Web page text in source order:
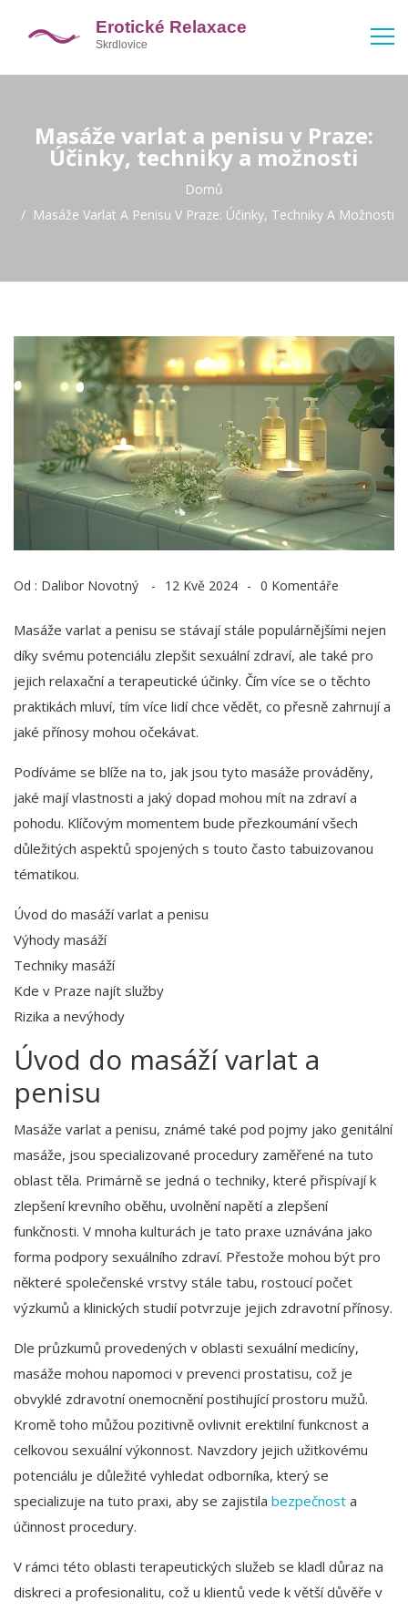
Masáže varlat a penisu v Praze:
Účinky, techniky a možnosti
Domů
Masáže Varlat A Penisu V Praze: Účinky, Techniky A Možnosti
Od : Dalibor Novotný 12 Kvě 2024 0 Komentáře
Masáže varlat a penisu se stávají stále populárnějšími nejen
díky svému potenciálu zlepšit sexuální zdraví, ale také pro
jejich relaxační a terapeutické účinky. Čím více se o těchto
praktikách mluví, tím více lidí chce vědět, co přesně zahrnují a
jaké přínosy mohou očekávat.
Podíváme se blíže na to, jak jsou tyto masáže prováděny,
jaké mají vlastnosti a jaký dopad mohou mít na zdraví a
pohodu. Klíčovým momentem bude přezkoumání všech
důležitých aspektů spojených s touto často tabuizovanou
tématikou.
Úvod do masáží varlat a penisu
Výhody masáží
Techniky masáží
Kde v Praze najít služby
Rizika a nevýhody
Úvod do masáží varlat a
penisu
Masáže varlat a penisu, známé také pod pojmy jako genitální
masáže, jsou specializované procedury zaměřené na tuto
oblast těla. Primárně se jedná o techniky, které přispívají k
zlepšení krevního oběhu, uvolnění napětí a zlepšení
funkčnosti. V mnoha kulturách je tato praxe uznávána jako
forma podpory sexuálního zdraví. Přestože mohou být pro
některé společenské vrstvy stále tabu, rostoucí počet
výzkumů a klinických studií potvrzuje jejich zdravotní přínosy.
Dle průzkumů provedených v oblasti sexuální medicíny,
masáže mohou napomoci v prevenci prostatisu, což je
obvyklé zdravotní onemocnění postihující prostoru mužů.
Kromě toho můžou pozitivně ovlivnit erektilní funkcnost a
celkovou sexuální výkonnost. Navzdory jejich užitkovému
potenciálu je důležité vyhledat odborníka, který se
specializuje na tuto praxi, aby se zajistila bezpečnost a
účinnost procedury.
V rámci této oblasti terapeutických služeb se kladl důraz na
diskreci a profesionalitu, což u klientů vede k větší důvěře v